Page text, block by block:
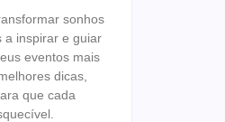
sonhos
a inspirar e guiar
eventos mais
dicas,
que cada